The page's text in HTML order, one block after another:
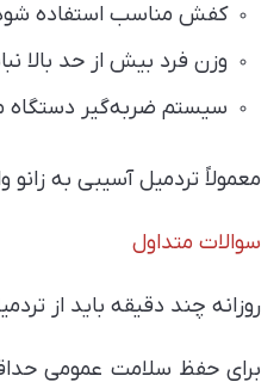
کفش مناسب استفاده
وزن فرد بیش از حد بالا
سیستم ضربه‌گیر دستگاه
معمولاً تردمیل آسیبی به زانو
سوالات متداول
روزانه چند دقیقه باید از